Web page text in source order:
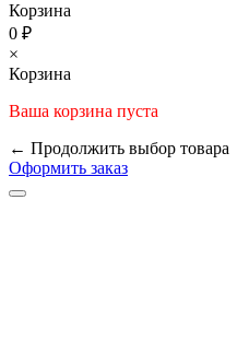
Корзина
0 ₽
×
Корзина
Ваша корзина пуста
← Продолжить выбор товара
Оформить заказ